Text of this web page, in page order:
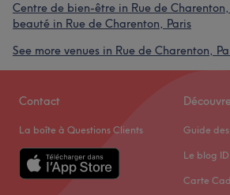
Centre de bien-être in Rue de Charenton,
beauté in Rue de Charenton, Paris
See more venues in Rue de Charenton,
Contact
La boîte à Questions Clients Guide des
Le blog
Carte